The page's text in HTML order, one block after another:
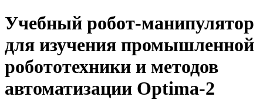
Учебный робот-манипулятор
для изучения промышленной
робототехники и методов
автоматизации Optima-2